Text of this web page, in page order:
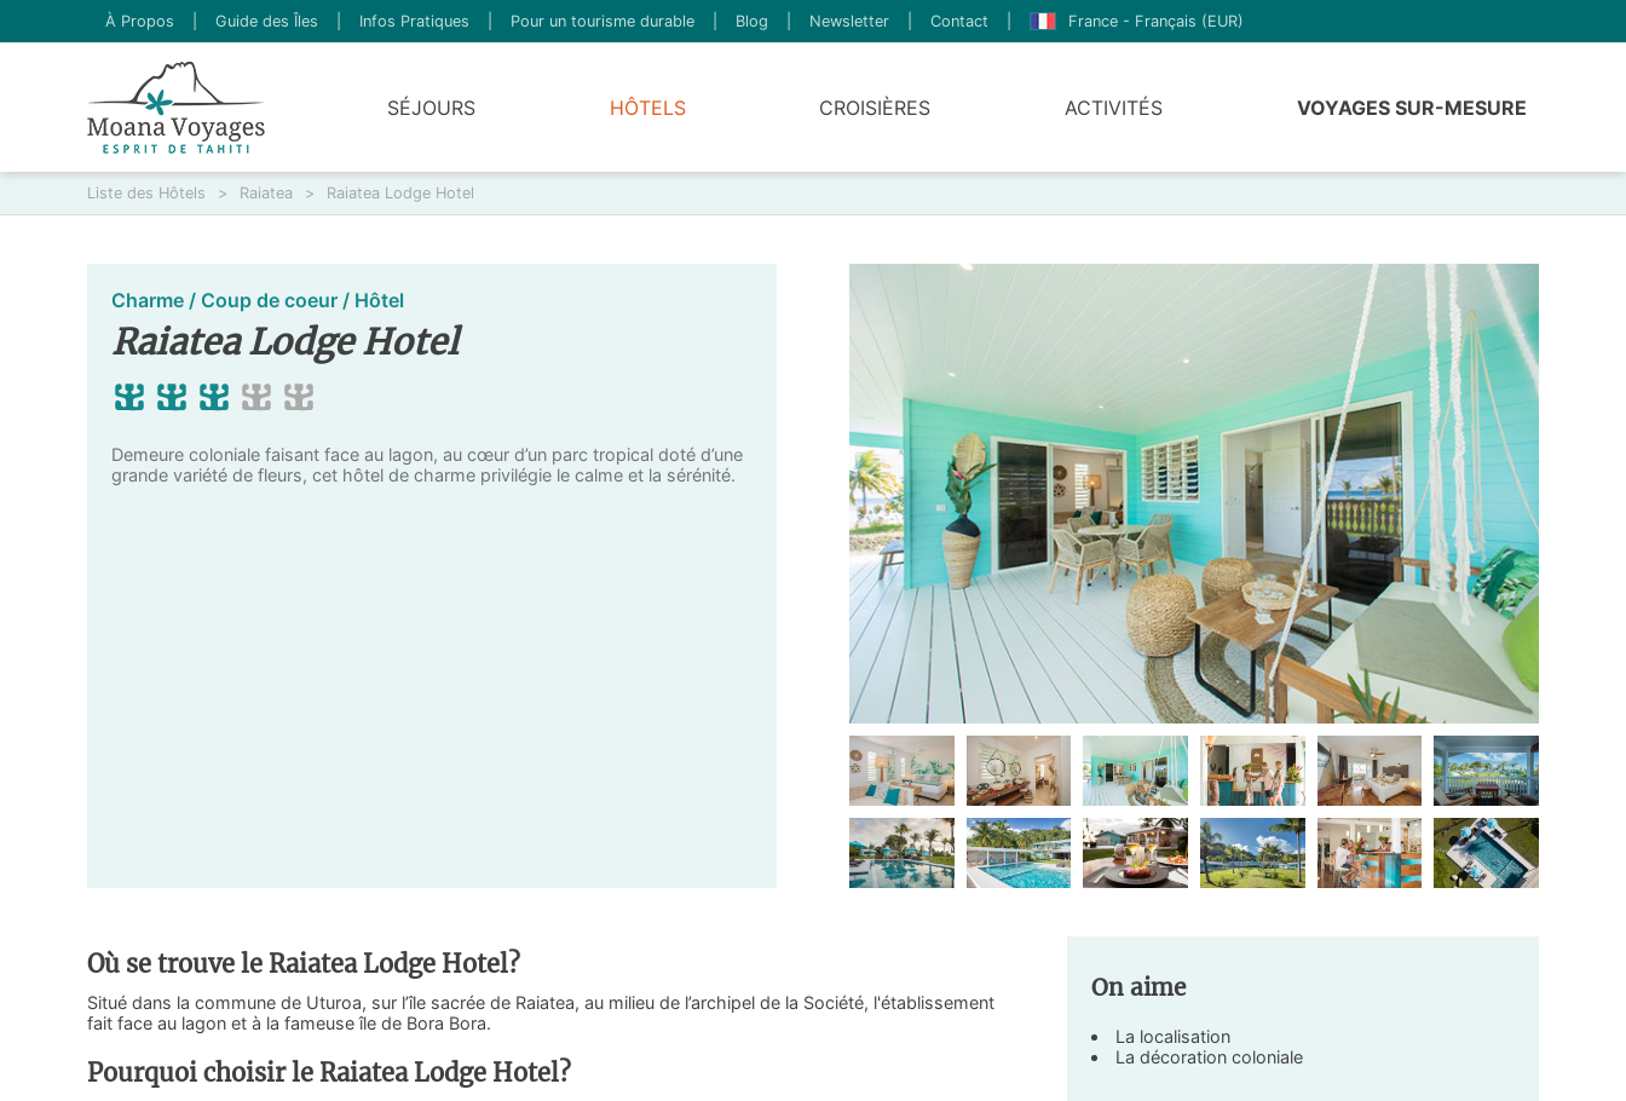
À Propos Guide des Îles Infos Pratiques Pour un tourisme durable Blog Newsletter Contact France - Français (EUR)
SÉJOURS HÔTELS CROISIÈRES ACTIVITÉS VOYAGES SUR-MESURE
Liste des Hôtels > Raiatea > Raiatea Lodge Hotel
Charme / Coup de coeur / Hôtel
Raiatea Lodge Hotel
Demeure coloniale faisant face au lagon, au cœur d’un parc tropical doté d’une
grande variété de fleurs, cet hôtel de charme privilégie le calme et la sérénité.
Où se trouve le Raiatea Lodge Hotel?
Situé dans la commune de Uturoa, sur l’île sacrée de Raiatea, au milieu de l’archipel de la Société, l'établissement
fait face au lagon et à la fameuse île de Bora Bora.
Pourquoi choisir le Raiatea Lodge Hotel?
On aime
La localisation
La décoration coloniale